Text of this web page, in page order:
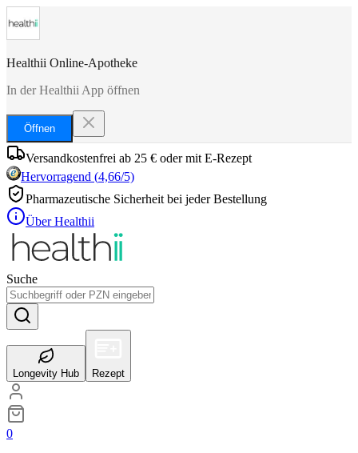
Healthii Online-Apotheke
In der Healthii App öffnen
Öffnen
Versandkostenfrei ab 25 € oder mit E-Rezept
Hervorragend (4,66/5)
Pharmazeutische Sicherheit bei jeder Bestellung
Über Healthii
Suche
Longevity Hub Rezept
0